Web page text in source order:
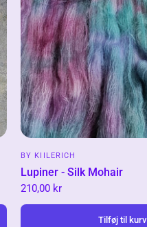
BY KIILERICH
Lupiner - Silk Mohair
210,00 kr
Tilføj til kurv